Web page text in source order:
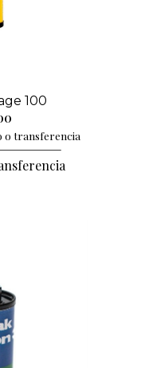
100
o transferencia